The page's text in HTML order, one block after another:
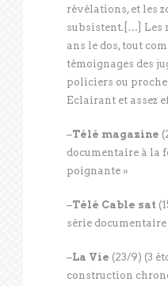
révélations, et les
subsistent.[…] Les
ans le dos, tout
témoignages des
policiers ou
Eclairant et assez
–Télé magazine
documentaire à la
poignante »
–Télé Cable sat
série
–La Vie (23/9) (3
construction